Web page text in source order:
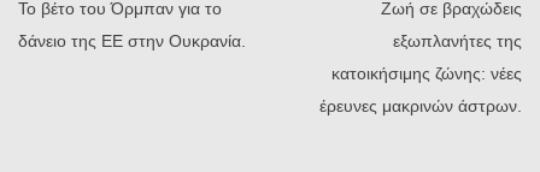
Το βέτο του Όρμπαν για το
δάνειο της ΕΕ στην Ουκρανία.
Ζωή σε βραχώδεις
εξωπλανήτες της
κατοικήσιμης ζώνης: νέες
έρευνες μακρινών άστρων.